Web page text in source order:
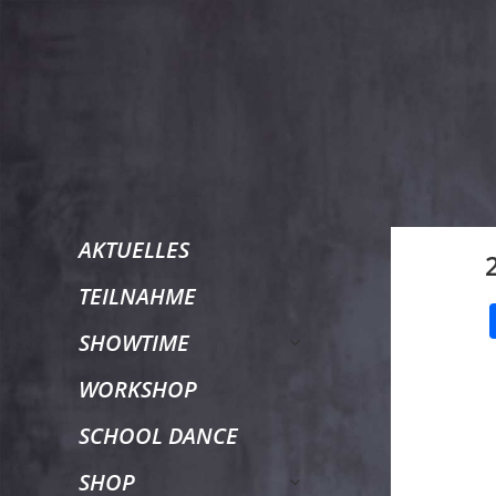
TANZtage
Duisburg
AKTUELLES
TEILNAHME
SHOWTIME
untermenü
WORKSHOP
SCHOOL DANCE
SHOP
untermenü